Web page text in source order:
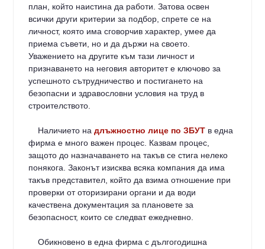
план, който наистина да работи. Затова освен
всички други критерии за подбор, спрете се на
личност, която има сговорчив характер, умее да
приема съвети, но и да държи на своето.
Уважението на другите към тази личност и
признаването на неговия авторитет е ключово за
успешното сътрудничество и постигането на
безопасни и здравословни условия на труд в
строителството.
Наличието на длъжностно лице по ЗБУТ в една
фирма е много важен процес. Казвам процес,
защото до назначаването на такъв се стига нелеко
понякога. Законът изисква всяка компания да има
такъв представител, който да взима отношение при
проверки от оторизирани органи и да води
качествена документация за плановете за
безопасност, които се следват ежедневно.
Обикновено в една фирма с дългогодишна